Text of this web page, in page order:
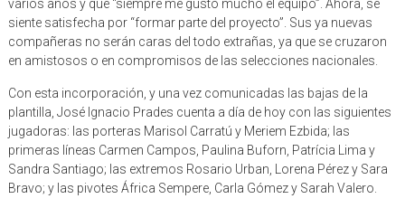
varios años y que “siempre me gustó mucho el equipo”. Ahora, se
siente satisfecha por “formar parte del proyecto”. Sus ya nuevas
compañeras no serán caras del todo extrañas, ya que se cruzaron
en amistosos o en compromisos de las selecciones nacionales.
Con esta incorporación, y una vez comunicadas las bajas de la
plantilla, José Ignacio Prades cuenta a día de hoy con las siguientes
jugadoras: las porteras Marisol Carratú y Meriem Ezbida; las
primeras líneas Carmen Campos, Paulina Buforn, Patrícia Lima y
Sandra Santiago; las extremos Rosario Urban, Lorena Pérez y Sara
Bravo; y las pivotes África Sempere, Carla Gómez y Sarah Valero.